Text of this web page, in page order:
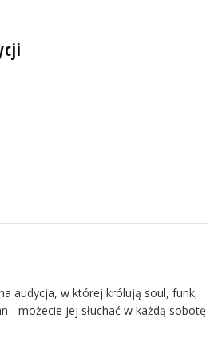
audycja, w której królują soul, funk,
- możecie jej słuchać w każdą sobotę